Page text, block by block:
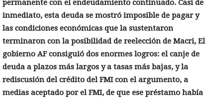
permanente con el endeudamiento continuado. Casi de
inmediato, esta deuda se mostró imposible de pagar y
las condiciones económicas que la sustentaron
terminaron con la posibilidad de reelección de Macri, El
gobierno AF consiguió dos enormes logros: el canje de
deuda a plazos más largos y a tasas más bajas, y la
rediscusión del crédito del FMI con el argumento, a
medias aceptado por el FMI, de que ese préstamo había